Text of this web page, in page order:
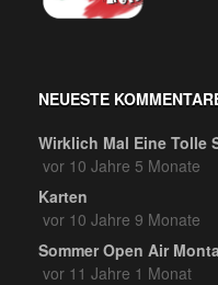
NEUESTE
Wirklich Mal Eine Tolle
vor 10 Jahre 5 Monate
Karten
vor 10 Jahre 9 Monate
Sommer Open Air
vor 11 Jahre 1 Monat